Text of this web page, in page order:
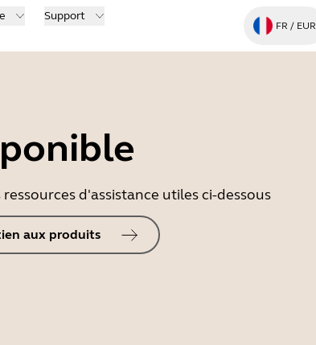
Support
FR / EUR
d'assistance utiles ci-dessous
aux produits